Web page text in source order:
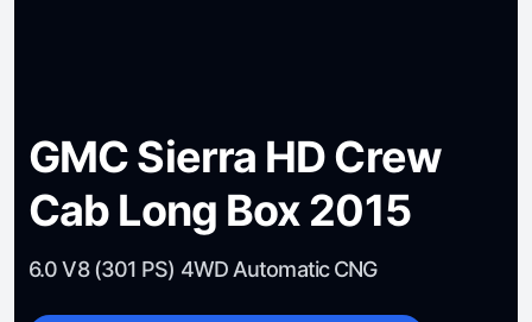
GMC Sierra HD Crew
Cab Long Box 2015
6.0 V8 (301 PS) 4WD Automatic CNG